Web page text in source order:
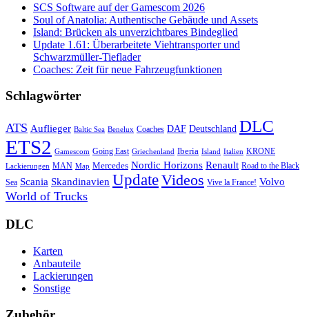
SCS Software auf der Gamescom 2026
Soul of Anatolia: Authentische Gebäude und Assets
Island: Brücken als unverzichtbares Bindeglied
Update 1.61: Überarbeitete Viehtransporter und
Schwarzmüller-Tieflader
Coaches: Zeit für neue Fahrzeugfunktionen
Schlagwörter
ATS Auflieger Baltic Sea Benelux Coaches DAF Deutschland DLC
ETS2 Gamescom Going East Griechenland Iberia Island Italien KRONE
Lackierungen MAN Map Mercedes Nordic Horizons Renault Road to the Black
Sea Scania Skandinavien UpdateVideos Vive la France! Volvo
World of Trucks
DLC
Karten
Anbauteile
Lackierungen
Sonstige